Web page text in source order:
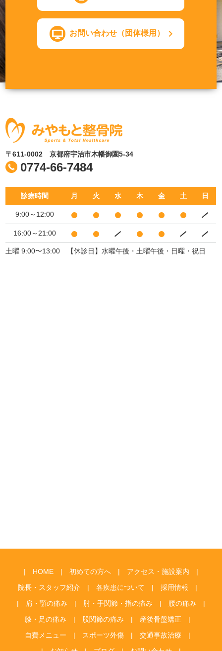
お問い合わせ（団体様用）
〒611-0002 京都府宇治市木幡御園5-34
0774-66-7484
診療時間 月 火 水 木 金 土 日
9:00～12:00
16:00～21:00
土曜 9:00〜13:00 【休診日】水曜午後・土曜午後・日曜・祝日
HOME 初めての方へ
アクセス・施設案内
院長・スタッフ紹介
各疾患について
採用情報
肩・顎の痛み
肘・手関節・指の痛み
腰の痛み
膝・足の痛み
股関節の痛み
産後骨盤矯正
自費メニュー
スポーツ外傷
交通事故治療